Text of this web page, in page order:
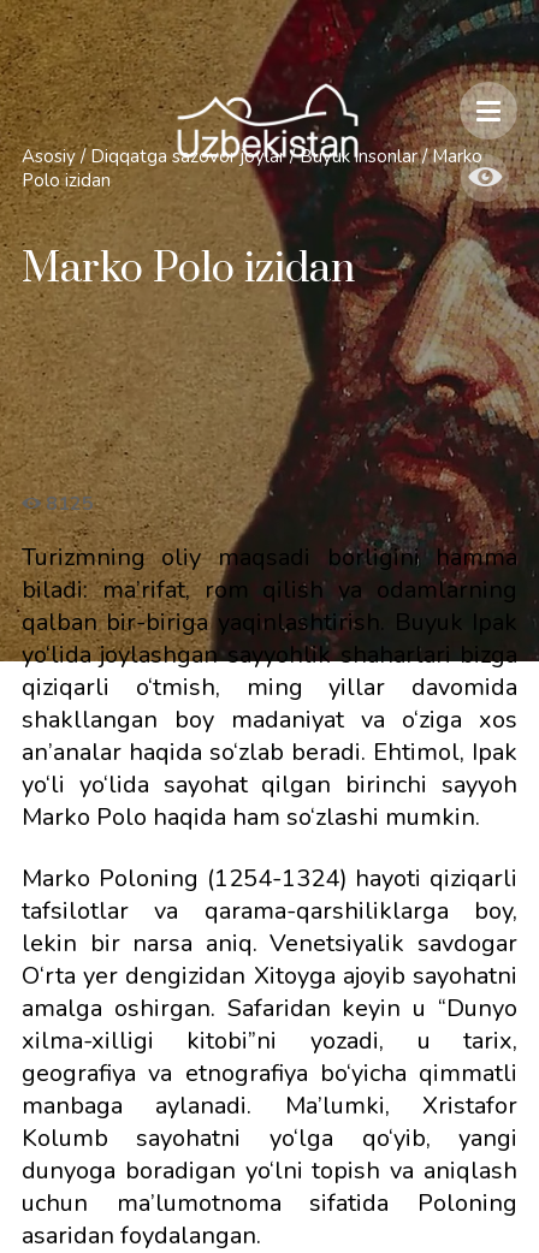
Xavfsizlik va O'zbekiston bo'ylab sayohatlarning o'ziga xos jihatlari
Asosiy / Diqqatga sazovor joylar / Buyuk insonlar / Marko
Polo izidan
Marko Polo izidan
8125
Turizmning oliy maqsadi borligini hamma
biladi: ma’rifat, rom qilish va odamlarning
qalban bir-biriga yaqinlashtirish. Buyuk Ipak
yo‘lida joylashgan sayyohlik shaharlari bizga
qiziqarli o‘tmish, ming yillar davomida
shakllangan boy madaniyat va o‘ziga xos
an’analar haqida so‘zlab beradi. Ehtimol, Ipak
yo‘li yo‘lida sayohat qilgan birinchi sayyoh
Marko Polo haqida ham so‘zlashi mumkin.
Marko Poloning (1254-1324) hayoti qiziqarli
tafsilotlar va qarama-qarshiliklarga boy,
lekin bir narsa aniq. Venetsiyalik savdogar
O‘rta yer dengizidan Xitoyga ajoyib sayohatni
amalga oshirgan. Safaridan keyin u “Dunyo
xilma-xilligi kitobi”ni yozadi, u tarix,
geografiya va etnografiya bo‘yicha qimmatli
manbaga aylanadi. Ma’lumki, Xristafor
Kolumb sayohatni yo‘lga qo‘yib, yangi
dunyoga boradigan yo‘lni topish va aniqlash
uchun ma’lumotnoma sifatida Poloning
asaridan foydalangan.